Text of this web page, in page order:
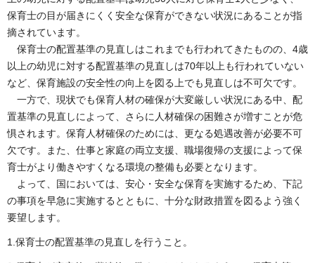
保育士の目が届きにくく安全な保育ができない状況にあることが指
摘されています。
保育士の配置基準の見直しはこれまでも行われてきたものの、4歳
以上の幼児に対する配置基準の見直しは70年以上も行われていない
など、保育施設の安全性の向上を図る上でも見直しは不可欠です。
一方で、現状でも保育人材の確保が大変厳しい状況にある中、配
置基準の見直しによって、さらに人材確保の困難さが増すことが危
惧されます。保育人材確保のためには、更なる処遇改善が必要不可
欠です。また、仕事と家庭の両立支援、職場復帰の支援によって保
育士がより働きやすくなる環境の整備も必要となります。
よって、国においては、安心・安全な保育を実施するため、下記
の事項を早急に実施するとともに、十分な財政措置を図るよう強く
要望します。
1.保育士の配置基準の見直しを行うこと。